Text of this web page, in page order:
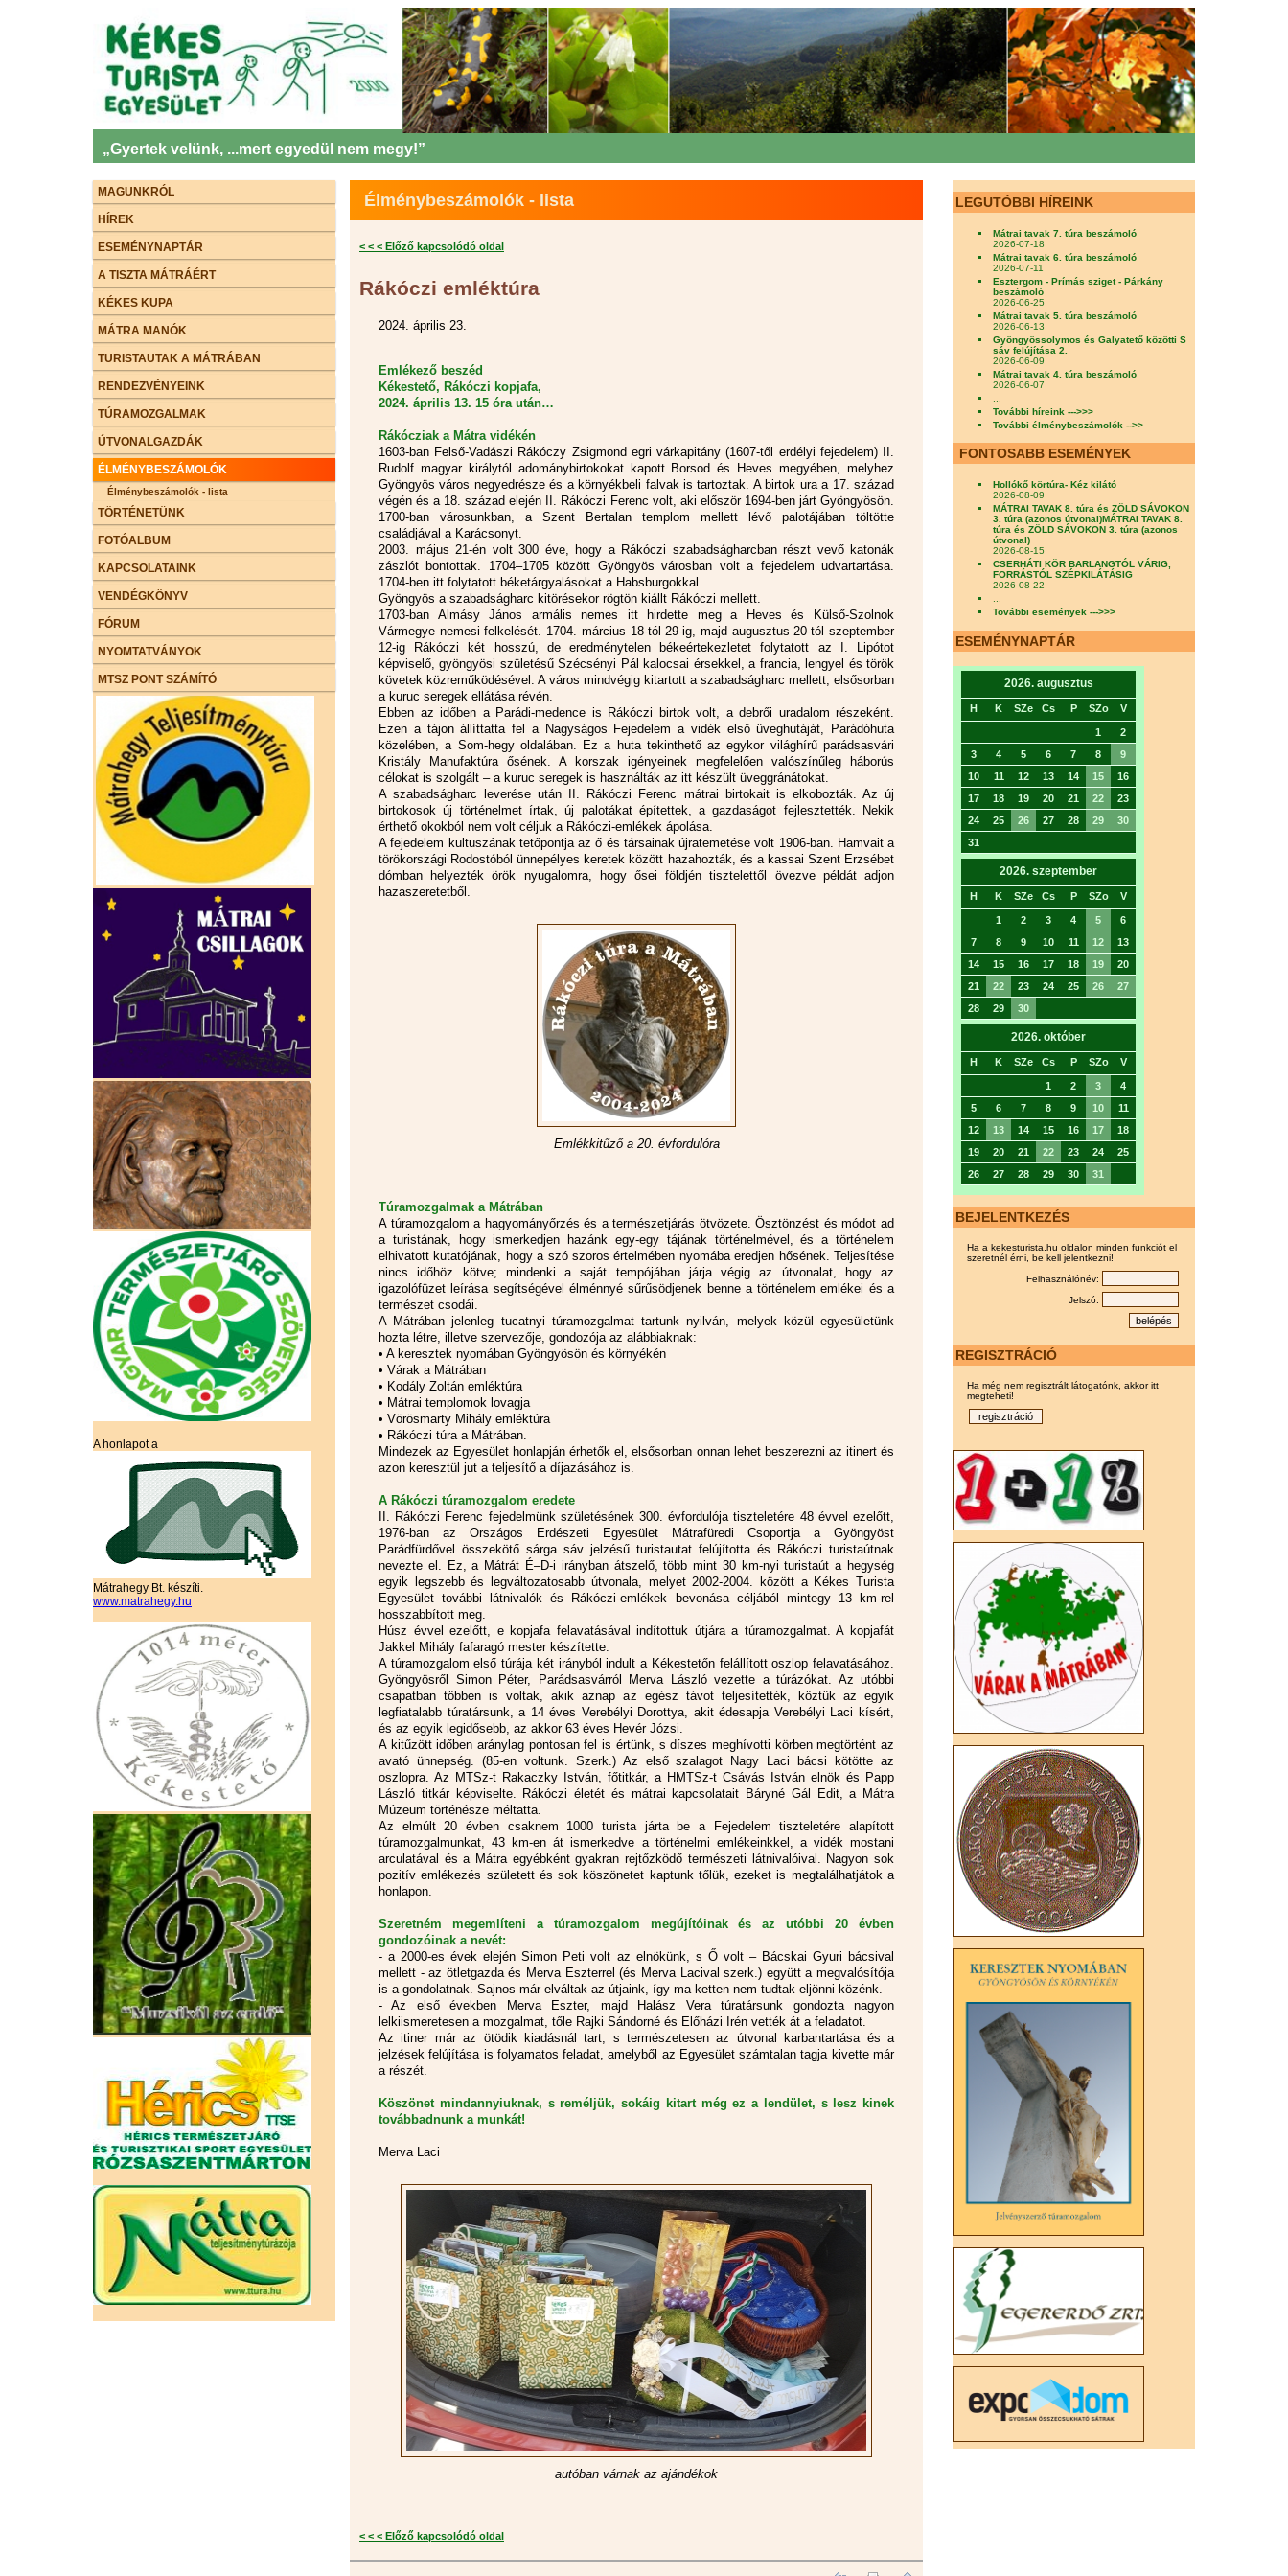
„Gyertek velünk, ...mert egyedül nem megy!”
MAGUNKRÓL
HÍREK
ESEMÉNYNAPTÁR
A TISZTA MÁTRÁÉRT
KÉKES KUPA
MÁTRA MANÓK
TURISTAUTAK A MÁTRÁBAN
RENDEZVÉNYEINK
TÚRAMOZGALMAK
ÚTVONALGAZDÁK
ÉLMÉNYBESZÁMOLÓK
Élménybeszámolók - lista
TÖRTÉNETÜNK
FOTÓALBUM
KAPCSOLATAINK
VENDÉGKÖNYV
FÓRUM
NYOMTATVÁNYOK
MTSZ PONT SZÁMÍTÓ
A honlapot a
Mátrahegy Bt. készíti.
www.matrahegy.hu
Élménybeszámolók - lista
< < < Előző kapcsolódó oldal
Rákóczi emléktúra
2024. április 23.
Emlékező beszéd
Kékestető, Rákóczi kopjafa,
2024. április 13. 15 óra után…
Rákócziak a Mátra vidékén
1603-ban Felső-Vadászi Rákóczy Zsigmond egri várkapitány (1607-től erdélyi fejedelem) II.
Rudolf magyar királytól adománybirtokokat kapott Borsod és Heves megyében, melyhez
Gyöngyös város negyedrésze és a környékbeli falvak is tartoztak. A birtok ura a 17. század
végén és a 18. század elején II. Rákóczi Ferenc volt, aki először 1694-ben járt Gyöngyösön.
1700-ban városunkban, a Szent Bertalan templom mellett lévő palotájában töltötte
családjával a Karácsonyt.
2003. május 21-én volt 300 éve, hogy a Rákóczi szabadságharcban részt vevő katonák
zászlót bontottak. 1704–1705 között Gyöngyös városban volt a fejedelem udvartartása.
1704-ben itt folytatott béketárgyalásokat a Habsburgokkal.
Gyöngyös a szabadságharc kitörésekor rögtön kiállt Rákóczi mellett.
1703-ban Almásy János armális nemes itt hirdette meg a Heves és Külső-Szolnok
Vármegye nemesi felkelését. 1704. március 18-tól 29-ig, majd augusztus 20-tól szeptember
12-ig Rákóczi két hosszú, de eredménytelen békeértekezletet folytatott az I. Lipótot
képviselő, gyöngyösi születésű Szécsényi Pál kalocsai érsekkel, a francia, lengyel és török
követek közreműködésével. A város mindvégig kitartott a szabadságharc mellett, elsősorban
a kuruc seregek ellátása révén.
Ebben az időben a Parádi-medence is Rákóczi birtok volt, a debrői uradalom részeként.
Ezen a tájon állíttatta fel a Nagyságos Fejedelem a vidék első üveghutáját, Parádóhuta
közelében, a Som-hegy oldalában. Ez a huta tekinthető az egykor világhírű parádsasvári
Kristály Manufaktúra ősének. A korszak igényeinek megfelelően valószínűleg háborús
célokat is szolgált – a kuruc seregek is használták az itt készült üveggránátokat.
A szabadságharc leverése után II. Rákóczi Ferenc mátrai birtokait is elkobozták. Az új
birtokosok új történelmet írtak, új palotákat építettek, a gazdaságot fejlesztették. Nekik
érthető okokból nem volt céljuk a Rákóczi-emlékek ápolása.
A fejedelem kultuszának tetőpontja az ő és társainak újratemetése volt 1906-ban. Hamvait a
törökországi Rodostóból ünnepélyes keretek között hazahozták, és a kassai Szent Erzsébet
dómban helyezték örök nyugalomra, hogy ősei földjén tisztelettől övezve példát adjon
hazaszeretetből.
Emlékkitűző a 20. évfordulóra
Túramozgalmak a Mátrában
A túramozgalom a hagyományőrzés és a természetjárás ötvözete. Ösztönzést és módot ad
a turistának, hogy ismerkedjen hazánk egy-egy tájának történelmével, és a történelem
elhivatott kutatójának, hogy a szó szoros értelmében nyomába eredjen hősének. Teljesítése
nincs időhöz kötve; mindenki a saját tempójában járja végig az útvonalat, hogy az
igazolófüzet leírása segítségével élménnyé sűrűsödjenek benne a történelem emlékei és a
természet csodái.
A Mátrában jelenleg tucatnyi túramozgalmat tartunk nyilván, melyek közül egyesületünk
hozta létre, illetve szervezője, gondozója az alábbiaknak:
• A keresztek nyomában Gyöngyösön és környékén
• Várak a Mátrában
• Kodály Zoltán emléktúra
• Mátrai templomok lovagja
• Vörösmarty Mihály emléktúra
• Rákóczi túra a Mátrában.
Mindezek az Egyesület honlapján érhetők el, elsősorban onnan lehet beszerezni az itinert és
azon keresztül jut a teljesítő a díjazásához is.
A Rákóczi túramozgalom eredete
II. Rákóczi Ferenc fejedelmünk születésének 300. évfordulója tiszteletére 48 évvel ezelőtt,
1976-ban az Országos Erdészeti Egyesület Mátrafüredi Csoportja a Gyöngyöst
Parádfürdővel összekötő sárga sáv jelzésű turistautat felújította és Rákóczi turistaútnak
nevezte el. Ez, a Mátrát É–D-i irányban átszelő, több mint 30 km-nyi turistaút a hegység
egyik legszebb és legváltozatosabb útvonala, melyet 2002-2004. között a Kékes Turista
Egyesület további látnivalók és Rákóczi-emlékek bevonása céljából mintegy 13 km-rel
hosszabbított meg.
Húsz évvel ezelőtt, e kopjafa felavatásával indítottuk útjára a túramozgalmat. A kopjafát
Jakkel Mihály fafaragó mester készítette.
A túramozgalom első túrája két irányból indult a Kékestetőn felállított oszlop felavatásához.
Gyöngyösről Simon Péter, Parádsasvárról Merva László vezette a túrázókat. Az utóbbi
csapatban többen is voltak, akik aznap az egész távot teljesítették, köztük az egyik
legfiatalabb túratársunk, a 14 éves Verebélyi Dorottya, akit édesapja Verebélyi Laci kísért,
és az egyik legidősebb, az akkor 63 éves Hevér Józsi.
A kitűzött időben aránylag pontosan fel is értünk, s díszes meghívotti körben megtörtént az
avató ünnepség. (85-en voltunk. Szerk.) Az első szalagot Nagy Laci bácsi kötötte az
oszlopra. Az MTSz-t Rakaczky István, főtitkár, a HMTSz-t Csávás István elnök és Papp
László titkár képviselte. Rákóczi életét és mátrai kapcsolatait Báryné Gál Edit, a Mátra
Múzeum történésze méltatta.
Az elmúlt 20 évben csaknem 1000 turista járta be a Fejedelem tiszteletére alapított
túramozgalmunkat, 43 km-en át ismerkedve a történelmi emlékeinkkel, a vidék mostani
arculatával és a Mátra egyébként gyakran rejtőzködő természeti látnivalóival. Nagyon sok
pozitív emlékezés született és sok köszönetet kaptunk tőlük, ezeket is megtalálhatjátok a
honlapon.
Szeretném megemlíteni a túramozgalom megújítóinak és az utóbbi 20 évben
gondozóinak a nevét:
- a 2000-es évek elején Simon Peti volt az elnökünk, s Ő volt – Bácskai Gyuri bácsival
mellett - az ötletgazda és Merva Eszterrel (és Merva Lacival szerk.) együtt a megvalósítója
is a gondolatnak. Sajnos már elváltak az útjaink, így ma ketten nem tudtak eljönni közénk.
- Az első években Merva Eszter, majd Halász Vera túratársunk gondozta nagyon
lelkiismeretesen a mozgalmat, tőle Rajki Sándorné és Előházi Irén vették át a feladatot.
Az itiner már az ötödik kiadásnál tart, s természetesen az útvonal karbantartása és a
jelzések felújítása is folyamatos feladat, amelyből az Egyesület számtalan tagja kivette már
a részét.
Köszönet mindannyiuknak, s reméljük, sokáig kitart még ez a lendület, s lesz kinek
továbbadnunk a munkát!
Merva Laci
autóban várnak az ajándékok
< < < Előző kapcsolódó oldal
LEGUTÓBBI HÍREINK
Mátrai tavak 7. túra beszámoló
2026-07-18
Mátrai tavak 6. túra beszámoló
2026-07-11
Esztergom - Prímás sziget - Párkány
beszámoló
2026-06-25
Mátrai tavak 5. túra beszámoló
2026-06-13
Gyöngyössolymos és Galyatető közötti S
sáv felújítása 2.
2026-06-09
Mátrai tavak 4. túra beszámoló
2026-06-07
További híreink --->>>
További élménybeszámolók -->>
FONTOSABB ESEMÉNYEK
Hollókő körtúra- Kéz kilátó
2026-08-09
MÁTRAI TAVAK 8. túra és ZÖLD SÁVOKON
3. túra (azonos útvonal)MÁTRAI TAVAK 8.
túra és ZÖLD SÁVOKON 3. túra (azonos
útvonal)
2026-08-15
CSERHÁTI KÖR BARLANGTÓL VÁRIG,
FORRÁSTÓL SZÉPKILÁTÁSIG
2026-08-22
...
További események --->>>
ESEMÉNYNAPTÁR
2026. augusztus
H K SZe Cs P SZo V
1
2
3
4 5 6 7 8
9
10
11 12 13 14 15
16
17
18 19 20 21 22
23
24
25 26 27 28 29
30
31
2026. szeptember
H K SZe Cs P SZo V
1 2 3 4 5
6
7
8 9 10 11 12
13
14
15 16 17 18 19
20
21
22 23 24 25 26
27
28
29 30
2026. október
H K SZe Cs P SZo V
1 2 3
4
5
6 7 8 9 10
11
12
13 14 15 16 17
18
19
20 21 22 23 24
25
26
27 28 29 30 31
BEJELENTKEZÉS
Ha a kekesturista.hu oldalon minden funkciót el
szeretnél érni, be kell jelentkezni!
Felhasználónév:
Jelszó:
REGISZTRÁCIÓ
Ha még nem regisztrált látogatónk, akkor itt
megteheti!